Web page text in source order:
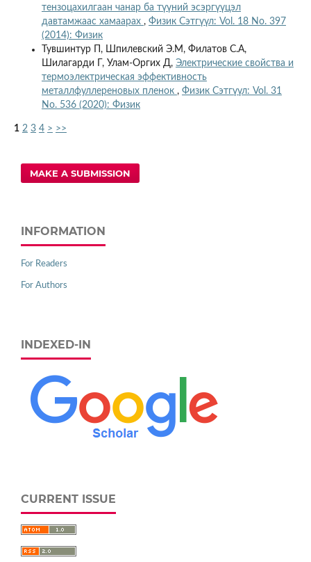
тензоцахилгаан чанар ба түүний эсэргүүцэл
давтамжаас хамаарах , Физик Сэтгүүл: Vol. 18 No. 397
(2014): Физик
Тувшинтур П, Шпилевский Э.М, Филатов С.А,
Шилагарди Г, Улам-Оргих Д, Электрические свойства и
термоэлектрическая эффективность
металлфуллереновых пленок , Физик Сэтгүүл: Vol. 31
No. 536 (2020): Физик
1 2 3 4 > >>
MAKE A SUBMISSION
INFORMATION
For Readers
For Authors
INDEXED-IN
CURRENT ISSUE